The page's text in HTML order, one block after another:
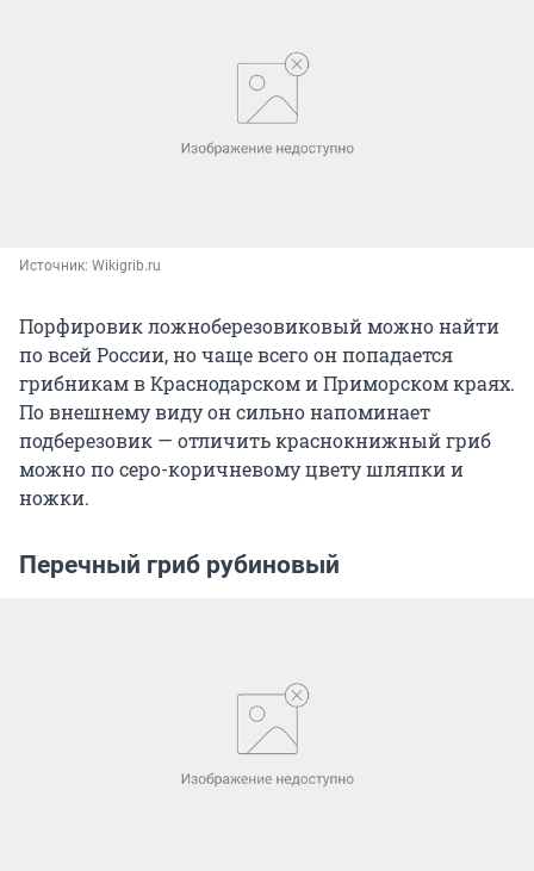
Источник: Wikigrib.ru
Порфировик ложноберезовиковый можно найти
по всей России, но чаще всего он попадается
грибникам в Краснодарском и Приморском краях.
По внешнему виду он сильно напоминает
подберезовик — отличить краснокнижный гриб
можно по серо-коричневому цвету шляпки и
ножки.
Перечный гриб рубиновый